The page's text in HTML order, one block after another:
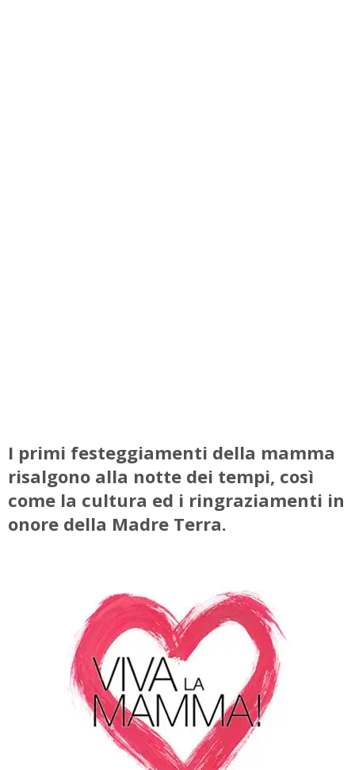
I primi festeggiamenti della mamma
risalgono alla notte dei tempi, così
come la cultura ed i ringraziamenti in
onore della Madre Terra.